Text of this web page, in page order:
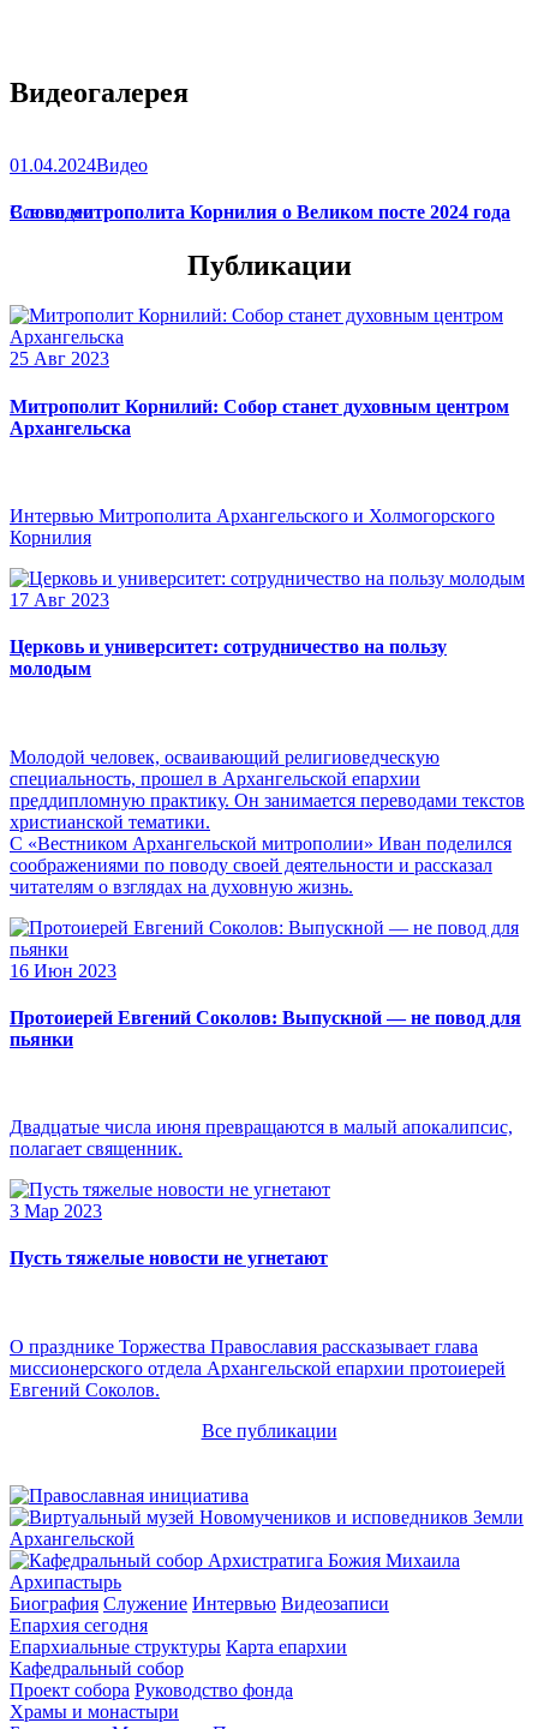
Видеогалерея
01.04.2024Видео
Слово митрополита Корнилия о Великом посте 2024 года
Все видео
Публикации
25 Авг 2023
Митрополит Корнилий: Собор станет духовным центром
Архангельска
Интервью Митрополита Архангельского и Холмогорского
Корнилия
17 Авг 2023
Церковь и университет: сотрудничество на пользу
молодым
Молодой человек, осваивающий религиоведческую
специальность, прошел в Архангельской епархии
преддипломную практику. Он занимается переводами текстов
христианской тематики.
С «Вестником Архангельской митрополии» Иван поделился
соображениями по поводу своей деятельности и рассказал
читателям о взглядах на духовную жизнь.
16 Июн 2023
Протоиерей Евгений Соколов: Выпускной — не повод для
пьянки
Двадцатые числа июня превращаются в малый апокалипсис,
полагает священник.
3 Мар 2023
Пусть тяжелые новости не угнетают
О празднике Торжества Православия рассказывает глава
миссионерского отдела Архангельской епархии протоиерей
Евгений Соколов.
Все публикации
Архипастырь
Биография Служение Интервью Видеозаписи
Епархия сегодня
Епархиальные структуры Карта епархии
Кафедральный собор
Проект собора Руководство фонда
Храмы и монастыри